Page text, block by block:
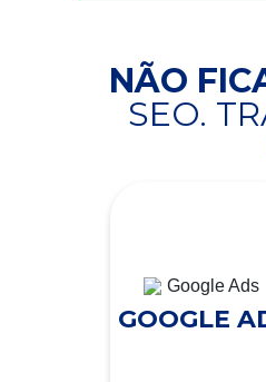
NÃO
SEO.
GOOGLE